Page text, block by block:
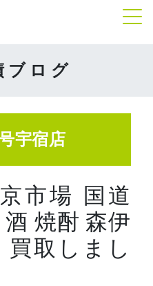
ブログ
宇宿店
市場 国道
焼酎 森伊
取しまし